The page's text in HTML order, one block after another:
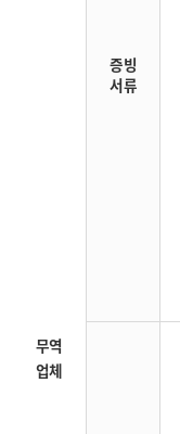
무역
업체
증빙
서류